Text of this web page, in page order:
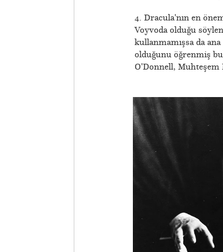
4. Dracula'nın en
Voyvoda olduğu
kullanmamışsa da
olduğunu öğrenmiş
O'Donnell, Muhteşem